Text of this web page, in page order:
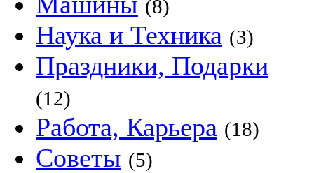
(8)
Наука и Техника (3)
Праздники, Подарки
(12)
Работа, Карьера (18)
Советы (5)